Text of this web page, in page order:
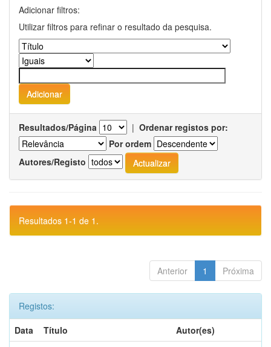
Adicionar filtros:
Utilizar filtros para refinar o resultado da pesquisa.
Resultados/Página | Ordenar registos por:
Por ordem
Autores/Registo
Resultados 1-1 de 1.
Anterior 1 Próxima
Registos:
Data
Título
Autor(es)